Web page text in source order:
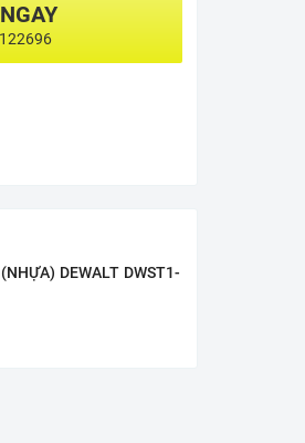
DEWALT DWST1-